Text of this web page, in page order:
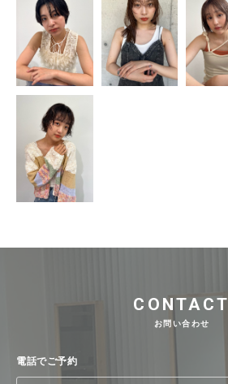
CONTACT
お問い合わせ
電話でご予約